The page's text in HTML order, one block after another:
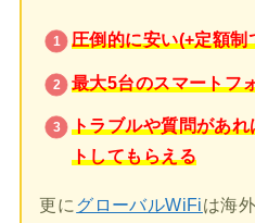
圧倒的に安い(+定額制
最大5台のスマートフ
トラブルや質問があ
トしてもらえる
更に グローバルWiFiは海